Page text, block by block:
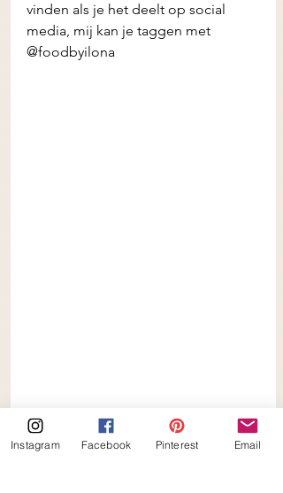
vinden als je het deelt op social
media, mij kan je taggen met
@foodbyilona
Instagram Facebook Pinterest Email